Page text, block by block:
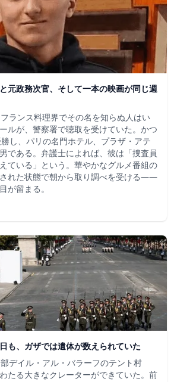
元政務次官、そして一本の映画が同じ週
ランス料理界でその名を知らぬ人はい
ルが、警察署で聴取を受けていた。かつ
し、パリの名門ホテル、プラザ・アテ
である。弁護士によれば、彼は「捜査員
ている」という。華やかなグルメ番組の
れた状態で朝から取り調べを受ける――
が留まる。
も、ガザでは遺体が数えられていた
デイル・アル・バラーフのテント村
たる大きなクレーターができていた。前